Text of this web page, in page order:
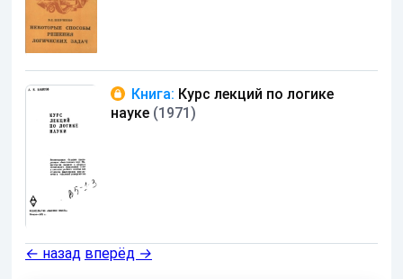
Книга: Курс лекций по логике
науке (1971)
← назад вперёд →